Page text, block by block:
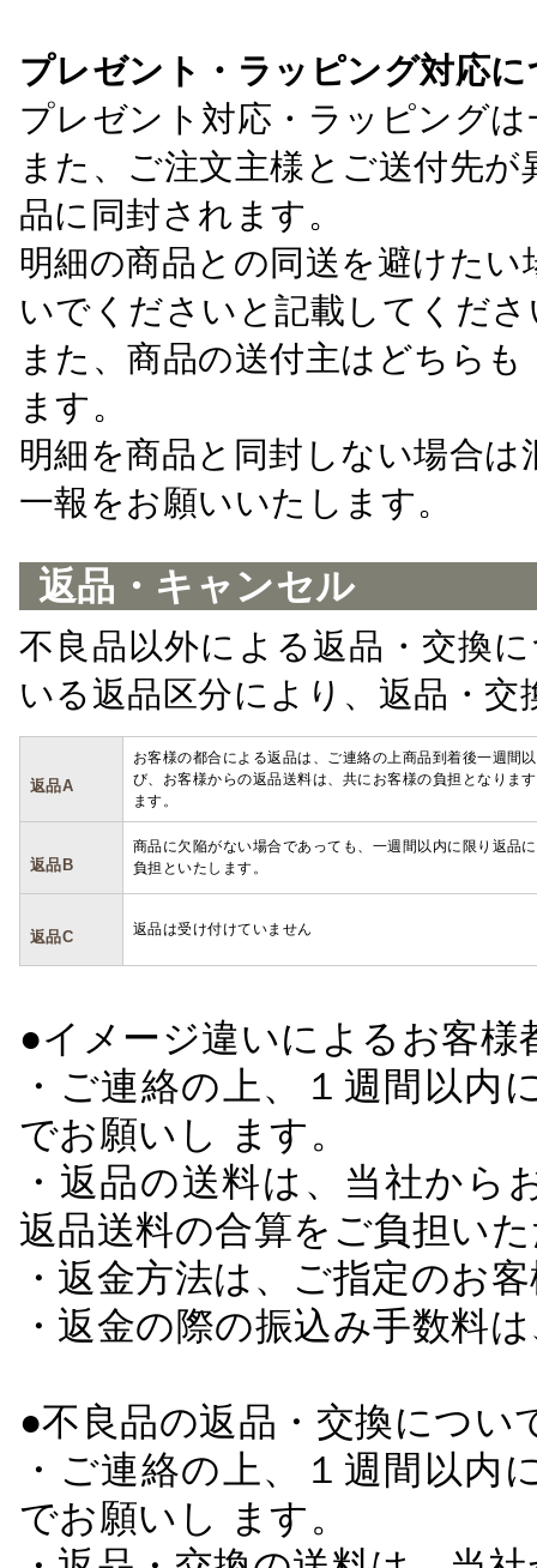
プレゼント・ラッピング対応
プレゼント対応・ラッピング
また、ご注文主様とご送付先
品に同封されます。
明細の商品との同送を避けた
いでくださいと記載してくださ
また、商品の送付主はどちら
ます。
明細を商品と同封しない場合
一報をお願いいたします。
返品・キャンセル
不良品以外による返品・交換
いる返品区分により、返品・
返品A
お客様の都合による返品は、ご連絡の上商品到着後一週間
び、お客様からの返品送料は、共にお客様の負担となりま
ます。
返品B
商品に欠陥がない場合であっても、一週間以内に限り返品
負担といたします。
返品C 返品は受け付けていません
●イメージ違いによるお客
・ご連絡の上、１週間以
でお願いし ます。
・返品の送料は、当社か
返品送料の合算をご負担い
・返金方法は、ご指定のお
・返金の際の振込み手数料
●不良品の返品・交換につい
・ご連絡の上、１週間以
でお願いし ます。